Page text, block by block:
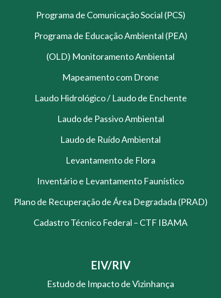
Programa de Comunicação Social (PCS)
Programa de Educação Ambiental (PEA)
(OLD) Monitoramento Ambiental
Mapeamento com Drone
Laudo Hidrológico / Laudo de Enchente
Laudo de Passivo Ambiental
Laudo de Ruído Ambiental
Levantamento de Flora
Inventário e Levantamento Faunístico
Plano de Recuperação de Área Degradada (PRAD)
Cadastro Técnico Federal – CTF IBAMA
EIV/RIV
Estudo de Impacto de Vizinhança